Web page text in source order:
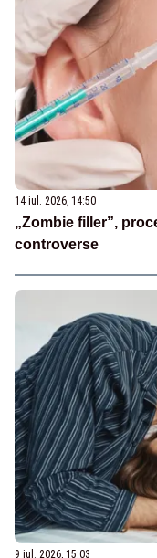
14 iul. 2026, 14:50
„Zombie filler”,
controverse
9 iul. 2026, 15:03